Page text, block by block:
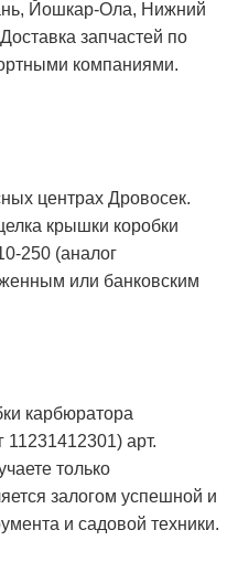
Йошкар-Ола, Нижний
запчастей по
компаниями.
центрах Дровосек.
крышки коробки
250 (аналог
или банковским
карбюратора
арт.
только
залогом успешной и
и садовой техники.